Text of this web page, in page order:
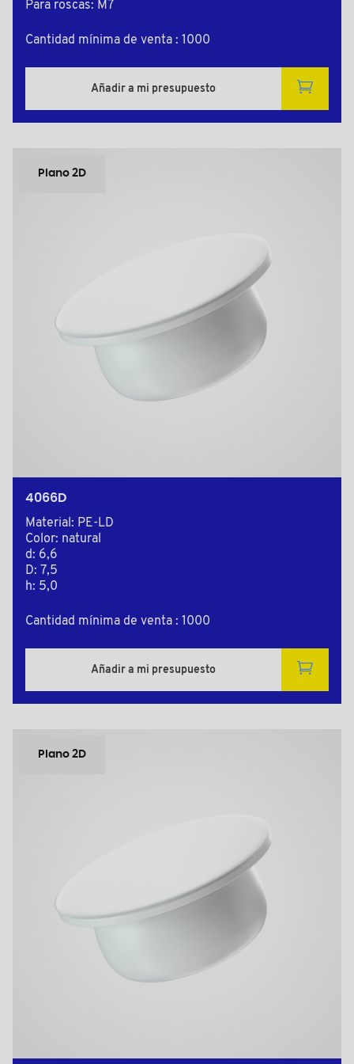
Para roscas: M7
Cantidad mínima de venta : 1000
Añadir a mi presupuesto
Plano 2D
4066D
Material: PE-LD
Color: natural
d: 6,6
D: 7,5
h: 5,0
Cantidad mínima de venta : 1000
Añadir a mi presupuesto
Plano 2D